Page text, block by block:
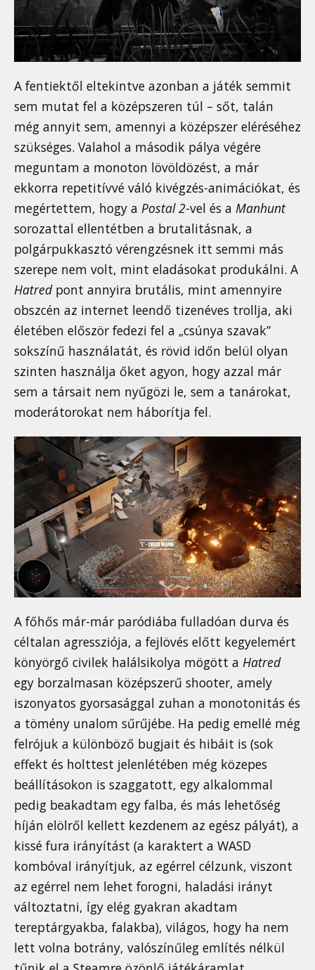
A fentiektől eltekintve azonban a játék semmit
sem mutat fel a középszeren túl – sőt, talán
még annyit sem, amennyi a középszer eléréséhez
szükséges. Valahol a második pálya végére
meguntam a monoton lövöldözést, a már
ekkorra repetitívvé váló kivégzés-animációkat, és
megértettem, hogy a Postal 2-vel és a Manhunt
sorozattal ellentétben a brutalitásnak, a
polgárpukkasztó vérengzésnek itt semmi más
szerepe nem volt, mint eladásokat produkálni. A
Hatredpont annyira brutális, mint amennyire
obszcén az internet leendő tizenéves trollja, aki
életében először fedezi fel a „csúnya szavak”
sokszínű használatát, és rövid időn belül olyan
szinten használja őket agyon, hogy azzal már
sem a társait nem nyűgözi le, sem a tanárokat,
moderátorokat nem háborítja fel.
A főhős már-már paródiába fulladóan durva és
céltalan agressziója, a fejlövés előtt kegyelemért
könyörgő civilek halálsikolya mögött a Hatred
egy borzalmasan középszerű shooter, amely
iszonyatos gyorsasággal zuhan a monotonitás és
a tömény unalom sűrűjébe. Ha pedig emellé még
felrójuk a különböző bugjait és hibáit is (sok
effekt és holttest jelenlétében még közepes
beállításokon is szaggatott, egy alkalommal
pedig beakadtam egy falba, és más lehetőség
híján elölről kellett kezdenem az egész pályát), a
kissé fura irányítást (a karaktert a WASD
kombóval irányítjuk, az egérrel célzunk, viszont
az egérrel nem lehet forogni, haladási irányt
változtatni, így elég gyakran akadtam
tereptárgyakba, falakba), világos, hogy ha nem
lett volna botrány, valószínűleg említés nélkül